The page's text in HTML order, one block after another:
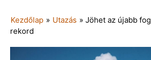
Kezdőlap » Utazás » Jöhet az újabb
rekord